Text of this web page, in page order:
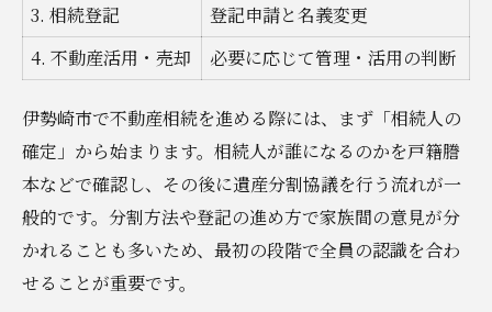
3. 相続登記
登記申請と名義変更
4. 不動産活用・売却
必要に応じて管理・活用の判断
伊勢崎市で不動産相続を進める際には、まず「相続人の
確定」から始まります。相続人が誰になるのかを戸籍謄
本などで確認し、その後に遺産分割協議を行う流れが一
般的です。分割方法や登記の進め方で家族間の意見が分
かれることも多いため、最初の段階で全員の認識を合わ
せることが重要です。